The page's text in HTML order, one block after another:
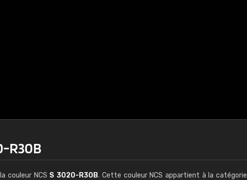
R30B
couleur NCS S 3020-R30B. Cette couleur NCS appartient à la catégorie